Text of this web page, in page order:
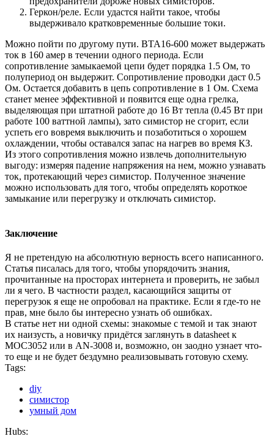
Геркон/реле. Если удастся найти такое, чтобы
выдерживало кратковременные большие токи.
Можно пойти по другому пути. BTA16-600 может выдержать
ток в 160 амер в течении одного периода. Если
сопротивление замыкаемой цепи будет порядка 1.5 Ом, то
полупериод он выдержит. Сопротивление проводки даст 0.5
Ом. Остается добавить в цепь сопротивление в 1 Ом. Схема
станет менее эффективной и появится еще одна грелка,
выделяющая при штатной работе до 16 Вт тепла (0.45 Вт при
работе 100 ваттной лампы), зато симистор не сгорит, если
успеть его вовремя выключить и позаботиться о хорошем
охлаждении, чтобы оставался запас на нагрев во время КЗ.
Из этого сопротивления можно извлечь дополнительную
выгоду: измеряя падение напряжения на нем, можно узнавать
ток, протекающий через симистор. Полученное значение
можно использовать для того, чтобы определять короткое
замыкание или перегрузку и отключать симистор.
Заключение
Я не претендую на абсолютную верность всего написанного.
Статья писалась для того, чтобы упорядочить знания,
прочитанные на просторах интернета и проверить, не забыл
ли я чего. В частности раздел, касающийся защиты от
перегрузок я еще не опробовал на практике. Если я где-то не
прав, мне было бы интересно узнать об ошибках.
В статье нет ни одной схемы: знакомые с темой и так знают
их наизусть, а новичку придётся заглянуть в datasheet к
MOC3052 или в AN-3008 и, возможно, он заодно узнает что-
то еще и не будет бездумно реализовывать готовую схему.
Tags:
diy
симистор
умный дом
Hubs: